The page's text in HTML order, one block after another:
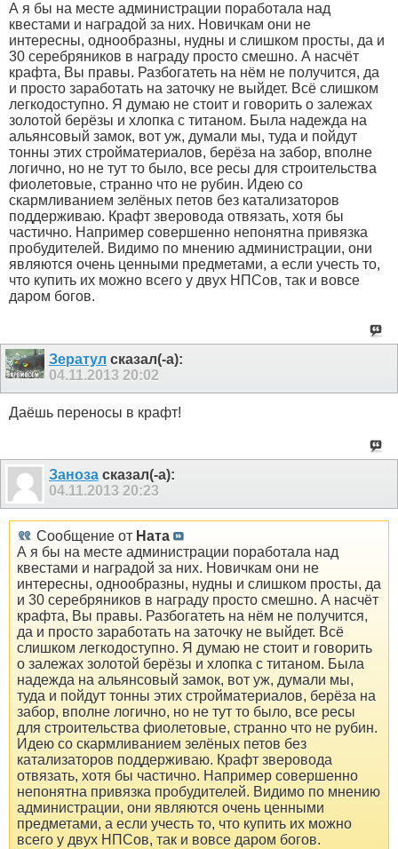
А я бы на месте администрации поработала над
квестами и наградой за них. Новичкам они не
интересны, однообразны, нудны и слишком просты, да и
30 серебряников в награду просто смешно. А насчёт
крафта, Вы правы. Разбогатеть на нём не получится, да
и просто заработать на заточку не выйдет. Всё слишком
легкодоступно. Я думаю не стоит и говорить о залежах
золотой берёзы и хлопка с титаном. Была надежда на
альянсовый замок, вот уж, думали мы, туда и пойдут
тонны этих стройматериалов, берёза на забор, вполне
логично, но не тут то было, все ресы для строительства
фиолетовые, странно что не рубин. Идею со
скармливанием зелёных петов без катализаторов
поддерживаю. Крафт зверовода отвязать, хотя бы
частично. Например совершенно непонятна привязка
пробудителей. Видимо по мнению администрации, они
являются очень ценными предметами, а если учесть то,
что купить их можно всего у двух НПСов, так и вовсе
даром богов.
Зератул сказал(-а):
04.11.2013 20:02
Даёшь переносы в крафт!
Заноза сказал(-а):
04.11.2013 20:23
Сообщение от Ната
А я бы на месте администрации поработала над
квестами и наградой за них. Новичкам они не
интересны, однообразны, нудны и слишком просты, да
и 30 серебряников в награду просто смешно. А насчёт
крафта, Вы правы. Разбогатеть на нём не получится,
да и просто заработать на заточку не выйдет. Всё
слишком легкодоступно. Я думаю не стоит и говорить
о залежах золотой берёзы и хлопка с титаном. Была
надежда на альянсовый замок, вот уж, думали мы,
туда и пойдут тонны этих стройматериалов, берёза на
забор, вполне логично, но не тут то было, все ресы
для строительства фиолетовые, странно что не рубин.
Идею со скармливанием зелёных петов без
катализаторов поддерживаю. Крафт зверовода
отвязать, хотя бы частично. Например совершенно
непонятна привязка пробудителей. Видимо по мнению
администрации, они являются очень ценными
предметами, а если учесть то, что купить их можно
всего у двух НПСов, так и вовсе даром богов.